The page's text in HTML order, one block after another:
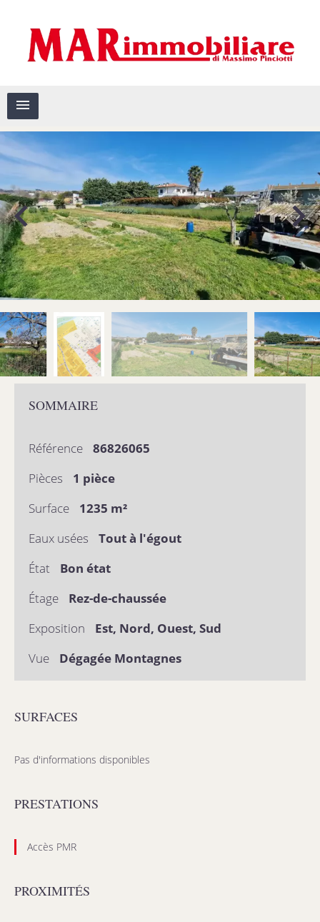
SOMMAIRE
Référence
86826065
Pièces
1 pièce
Surface
1235 m²
Eaux usées
Tout à l'égout
État
Bon état
Étage
Rez-de-chaussée
Exposition
Est, Nord, Ouest, Sud
Vue
Dégagée Montagnes
SURFACES
Pas d'informations disponibles
PRESTATIONS
Accès PMR
PROXIMITÉS